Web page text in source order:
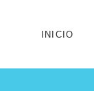
INICIO